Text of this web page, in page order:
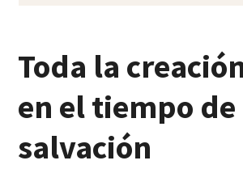
Toda la
en el tiempo de
salvación